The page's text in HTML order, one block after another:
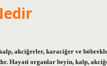
akciğerler, karaciğer ve
Hayati organlar beyin, kalp,